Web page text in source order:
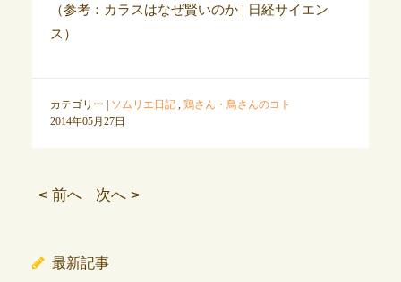
（参考：カラスはなぜ賢いのか | 日経サイエン
ス）
カテゴリー | ソムリエ日記, 鶏さん・鳥さんのコト
2014年05月27日
< 前へ 次へ >
最新記事